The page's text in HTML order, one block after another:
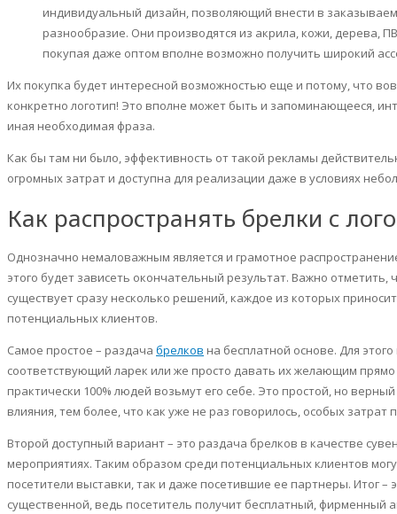
индивидуальный дизайн, позволяющий внести в
разнообразие. Они производятся из акрила, кожи, дерева,
покупая даже оптом вполне возможно получить широкий
Их покупка будет интересной возможностью еще и потому, что
конкретно логотип! Это вполне может быть и запоминающееся,
иная необходимая фраза.
Как бы там ни было, эффективность от такой рекламы
огромных затрат и доступна для реализации даже в условиях
Как распространять брелки с
Однозначно немаловажным является и грамотное
этого будет зависеть окончательный результат. Важно отметить,
существует сразу несколько решений, каждое из которых
потенциальных клиентов.
Самое простое – раздача брелков на бесплатной основе. Для
соответствующий ларек или же просто давать их желающим прямо
практически 100% людей возьмут его себе. Это простой, но
влияния, тем более, что как уже не раз говорилось, особых затрат
Второй доступный вариант – это раздача брелков в качестве
мероприятиях. Таким образом среди потенциальных клиентов
посетители выставки, так и даже посетившие ее партнеры. Итог –
существенной, ведь посетитель получит бесплатный, фирменный